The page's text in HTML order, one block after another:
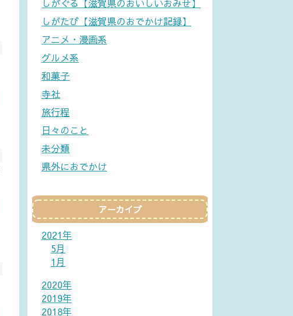
しがぐる【滋賀県のおいしいおみせ】
しがたび【滋賀県のおでかけ記録】
アニメ・漫画系
グルメ系
和菓子
寺社
旅行程
日々のこと
未分類
県外におでかけ
アーカイブ
2021年
5月
1月
2020年
2019年
2018年